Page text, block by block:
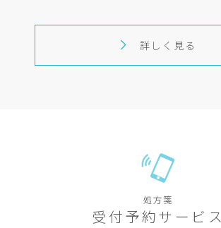
詳しく見る
処方箋
受付予約サービス